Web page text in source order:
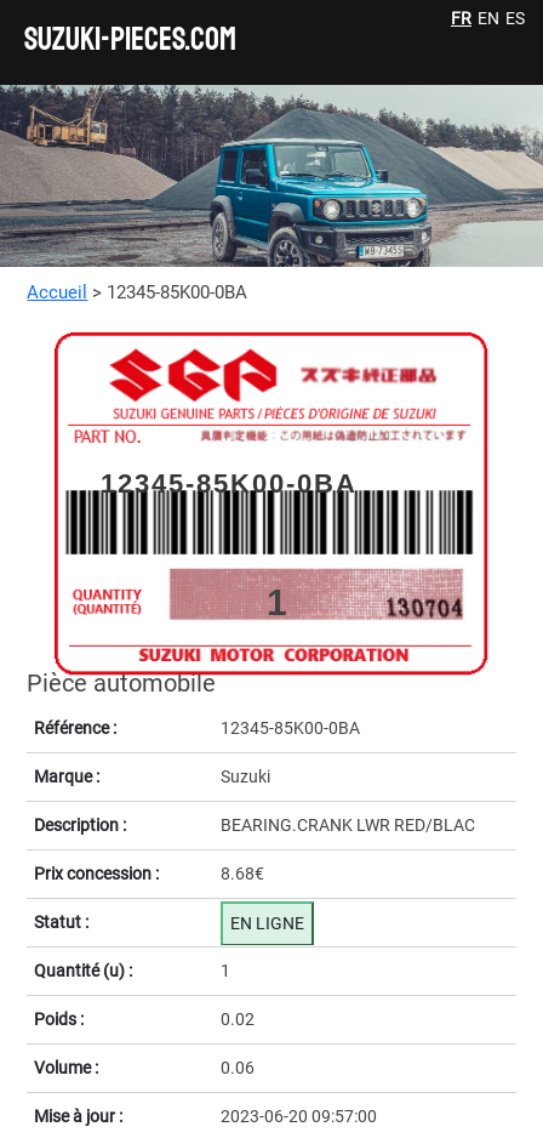
SUZUKI-pieces.com
FR EN ES
Accueil > 12345-85K00-0BA
Pièce automobile
Référence : 12345-85K00-0BA
Marque : Suzuki
Description : BEARING.CRANK LWR RED/BLAC
Prix concession : 8.68€
Statut : EN LIGNE
Quantité (u) : 1
Poids : 0.02
Volume : 0.06
Mise à jour : 2023-06-20 09:57:00
12345-85K00-0BA
1